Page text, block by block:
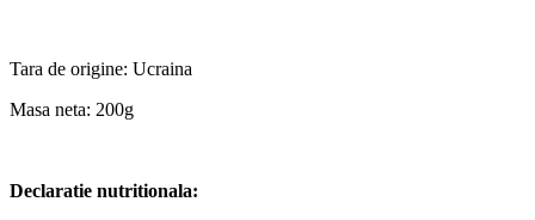
Tara de origine: Ucraina
Masa neta: 200g
Declaratie nutritionala: